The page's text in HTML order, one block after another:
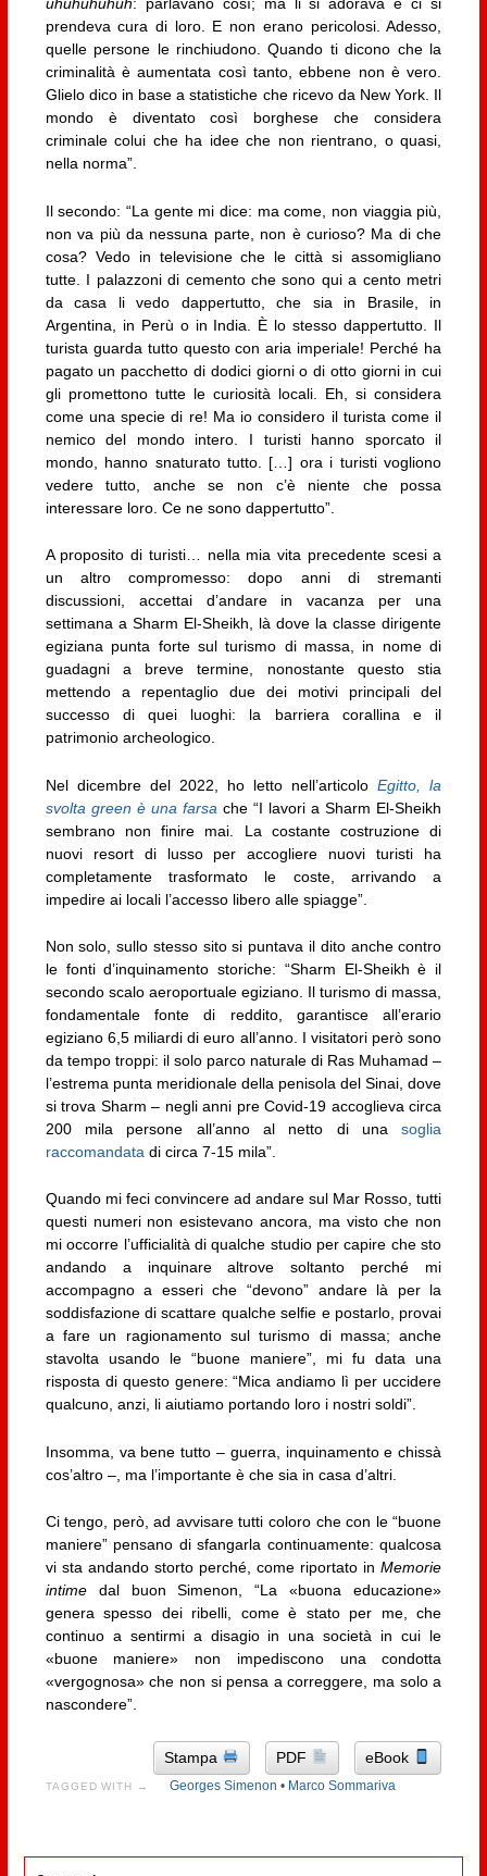
uhuhuhuhuh: parlavano così; ma li si adorava e ci si
prendeva cura di loro. E non erano pericolosi. Adesso,
quelle persone le rinchiudono. Quando ti dicono che la
criminalità è aumentata così tanto, ebbene non è vero.
Glielo dico in base a statistiche che ricevo da New York. Il
mondo è diventato così borghese che considera
criminale colui che ha idee che non rientrano, o quasi,
nella norma”.
Il secondo: “La gente mi dice: ma come, non viaggia più,
non va più da nessuna parte, non è curioso? Ma di che
cosa? Vedo in televisione che le città si assomigliano
tutte. I palazzoni di cemento che sono qui a cento metri
da casa li vedo dappertutto, che sia in Brasile, in
Argentina, in Perù o in India. È lo stesso dappertutto. Il
turista guarda tutto questo con aria imperiale! Perché ha
pagato un pacchetto di dodici giorni o di otto giorni in cui
gli promettono tutte le curiosità locali. Eh, si considera
come una specie di re! Ma io considero il turista come il
nemico del mondo intero. I turisti hanno sporcato il
mondo, hanno snaturato tutto. […] ora i turisti vogliono
vedere tutto, anche se non c’è niente che possa
interessare loro. Ce ne sono dappertutto”.
A proposito di turisti… nella mia vita precedente scesi a
un altro compromesso: dopo anni di stremanti
discussioni, accettai d’andare in vacanza per una
settimana a Sharm El-Sheikh, là dove la classe dirigente
egiziana punta forte sul turismo di massa, in nome di
guadagni a breve termine, nonostante questo stia
mettendo a repentaglio due dei motivi principali del
successo di quei luoghi: la barriera corallina e il
patrimonio archeologico.
Nel dicembre del 2022, ho letto nell’articoloEgitto, la
svolta green è una farsa che “I lavori a Sharm El-Sheikh
sembrano non finire mai. La costante costruzione di
nuovi resort di lusso per accogliere nuovi turisti ha
completamente trasformato le coste, arrivando a
impedire ai locali l’accesso libero alle spiagge”.
Non solo, sullo stesso sito si puntava il dito anche contro
le fonti d’inquinamento storiche: “Sharm El-Sheikh è il
secondo scalo aeroportuale egiziano. Il turismo di massa,
fondamentale fonte di reddito, garantisce all’erario
egiziano 6,5 miliardi di euro all’anno. I visitatori però sono
da tempo troppi: il solo parco naturale di Ras Muhamad –
l’estrema punta meridionale della penisola del Sinai, dove
si trova Sharm – negli anni pre Covid-19 accoglieva circa
200 mila persone all’anno al netto di unasoglia
raccomandata di circa 7-15 mila”.
Quando mi feci convincere ad andare sul Mar Rosso, tutti
questi numeri non esistevano ancora, ma visto che non
mi occorre l’ufficialità di qualche studio per capire che sto
andando a inquinare altrove soltanto perché mi
accompagno a esseri che “devono” andare là per la
soddisfazione di scattare qualche selfie e postarlo, provai
a fare un ragionamento sul turismo di massa; anche
stavolta usando le “buone maniere”, mi fu data una
risposta di questo genere: “Mica andiamo lì per uccidere
qualcuno, anzi, li aiutiamo portando loro i nostri soldi”.
Insomma, va bene tutto – guerra, inquinamento e chissà
cos’altro –, ma l’importante è che sia in casa d’altri.
Ci tengo, però, ad avvisare tutti coloro che con le “buone
maniere” pensano di sfangarla continuamente: qualcosa
vi sta andando storto perché, come riportato inMemorie
intimedal buon Simenon, “La «buona educazione»
genera spesso dei ribelli, come è stato per me, che
continuo a sentirmi a disagio in una società in cui le
«buone maniere» non impediscono una condotta
«vergognosa» che non si pensa a correggere, ma solo a
nascondere”.
Stampa PDF eBook
TAGGED WITH → Georges Simenon • Marco Sommariva